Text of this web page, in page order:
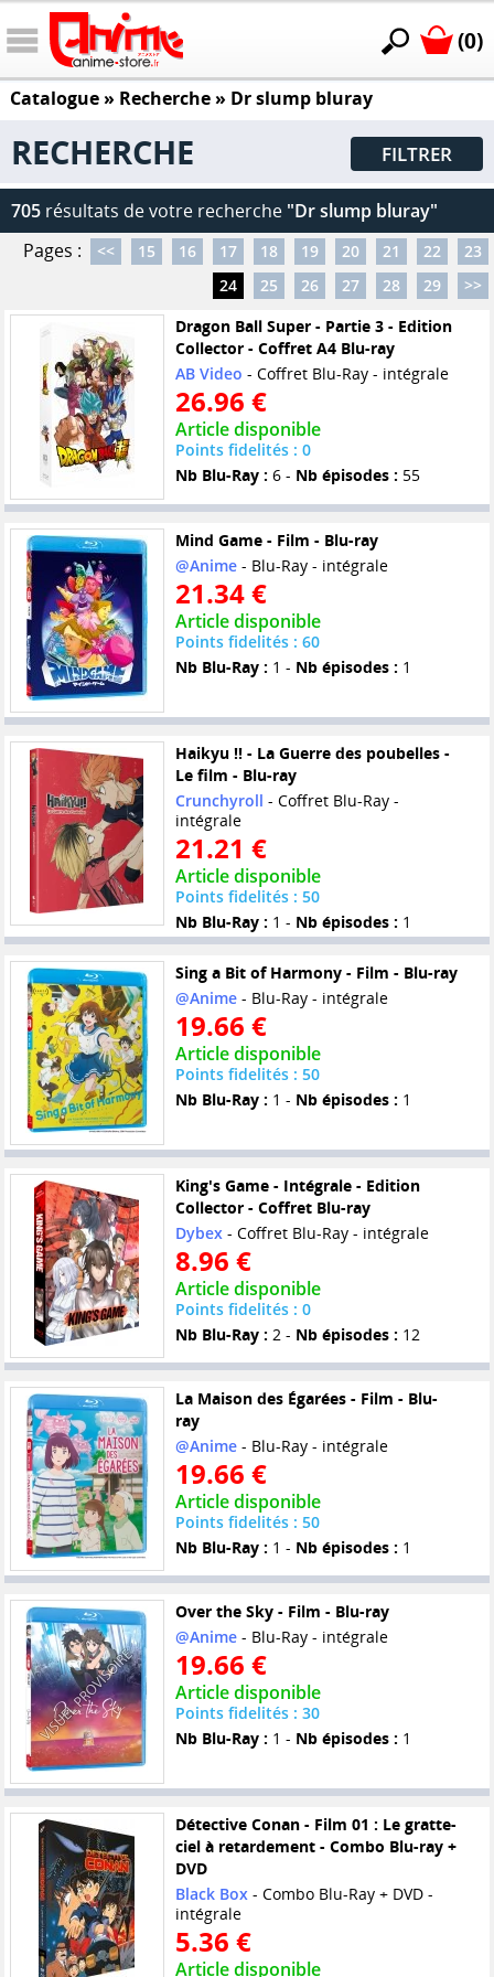
(0)
Catalogue» Recherche » Dr slump bluray
RECHERCHE FILTRER
705 résultats de votre recherche "Dr slump bluray"
Pages :
<< 15 16 17 18 19 20 21 22
23
24
25 26 27 28 29
>>
Dragon Ball Super - Partie 3 - Edition
Collector - Coffret A4 Blu-ray
AB Video - Coffret Blu-Ray - intégrale
26.96 €
Article disponible
Points fidelités : 0
Nb Blu-Ray : 6 - Nb épisodes : 55
Mind Game - Film - Blu-ray
@Anime- Blu-Ray - intégrale
21.34 €
Article disponible
Points fidelités : 60
Nb Blu-Ray : 1 - Nb épisodes : 1
Haikyu !! - La Guerre des poubelles -
Le film - Blu-ray
Crunchyroll - Coffret Blu-Ray -
intégrale
21.21 €
Article disponible
Points fidelités : 50
Nb Blu-Ray : 1 - Nb épisodes : 1
Sing a Bit of Harmony - Film - Blu-ray
@Anime- Blu-Ray - intégrale
19.66 €
Article disponible
Points fidelités : 50
Nb Blu-Ray : 1 - Nb épisodes : 1
King's Game - Intégrale - Edition
Collector - Coffret Blu-ray
Dybex - Coffret Blu-Ray - intégrale
8.96 €
Article disponible
Points fidelités : 0
Nb Blu-Ray : 2 - Nb épisodes : 12
La Maison des Égarées - Film - Blu-
ray
@Anime- Blu-Ray - intégrale
19.66 €
Article disponible
Points fidelités : 50
Nb Blu-Ray : 1 - Nb épisodes : 1
Over the Sky - Film - Blu-ray
@Anime- Blu-Ray - intégrale
19.66 €
Article disponible
Points fidelités : 30
Nb Blu-Ray : 1 - Nb épisodes : 1
Détective Conan - Film 01 : Le gratte-
ciel à retardement - Combo Blu-ray +
DVD
Black Box- Combo Blu-Ray + DVD -
intégrale
5.36 €
Article disponible